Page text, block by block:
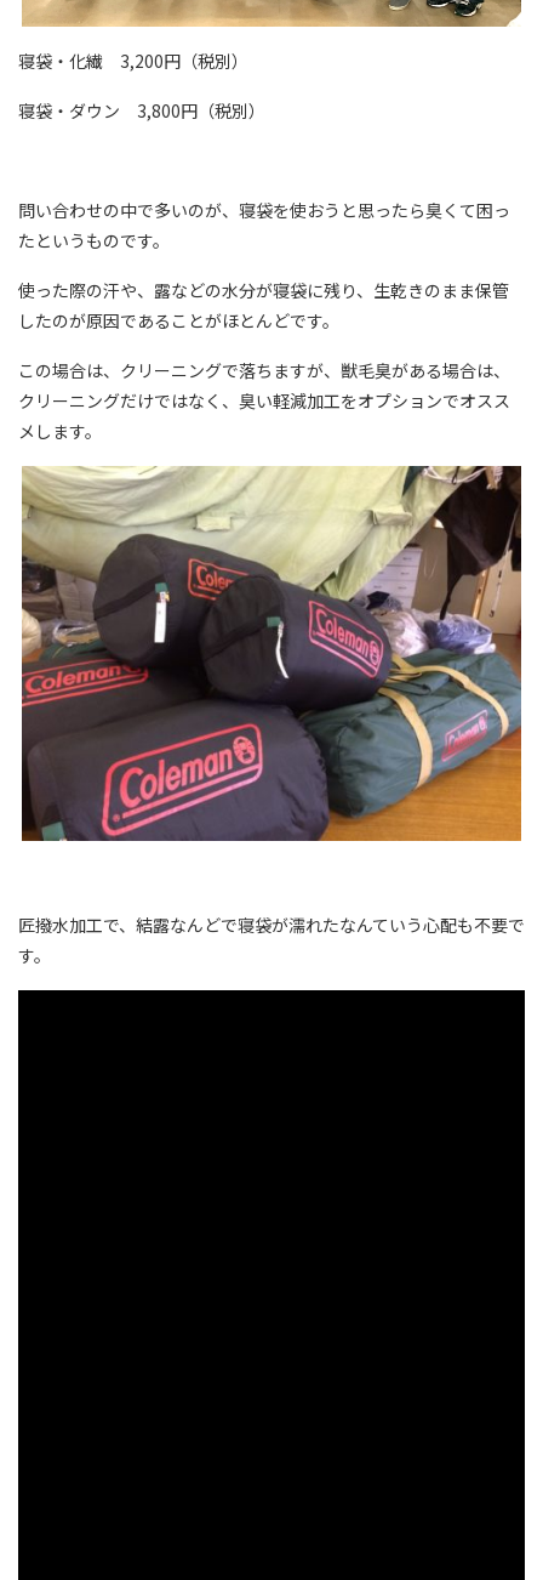
寝袋・化繊 3,200円（税別）
寝袋・ダウン 3,800円（税別）
問い合わせの中で多いのが、寝袋を使おうと思ったら臭くて困っ
たというものです。
使った際の汗や、露などの水分が寝袋に残り、生乾きのまま保管
したのが原因であることがほとんどです。
この場合は、クリーニングで落ちますが、獣毛臭がある場合は、
クリーニングだけではなく、臭い軽減加工をオプションでオスス
メします。
匠撥水加工で、結露なんどで寝袋が濡れたなんていう心配も不要で
す。